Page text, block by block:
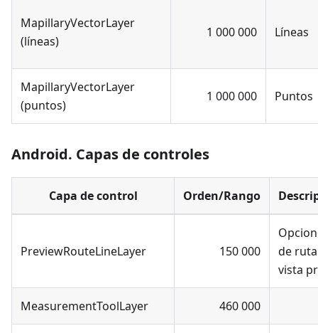
MapillaryVectorLayer
(líneas)
1 000 000 Líneas
MapillaryVectorLayer
(puntos)
1 000 000 Puntos
Android. Capas de controles
Capa de control Orden/Rango
PreviewRouteLineLayer 150 000
de
vista
MeasurementToolLayer 460 000